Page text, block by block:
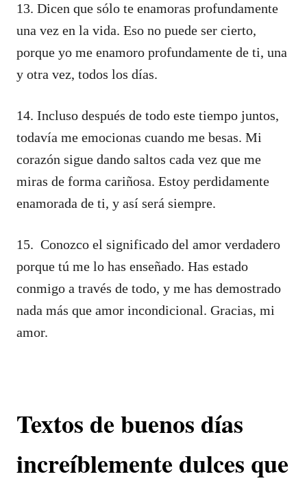
13. Dicen que sólo te enamoras profundamente
una vez en la vida. Eso no puede ser cierto,
porque yo me enamoro profundamente de ti, una
y otra vez, todos los días.
14. Incluso después de todo este tiempo juntos,
todavía me emocionas cuando me besas. Mi
corazón sigue dando saltos cada vez que me
miras de forma cariñosa. Estoy perdidamente
enamorada de ti, y así será siempre.
15. Conozco el significado del amor verdadero
porque tú me lo has enseñado. Has estado
conmigo a través de todo, y me has demostrado
nada más que amor incondicional. Gracias, mi
amor.
Textos de buenos días
increíblemente dulces que